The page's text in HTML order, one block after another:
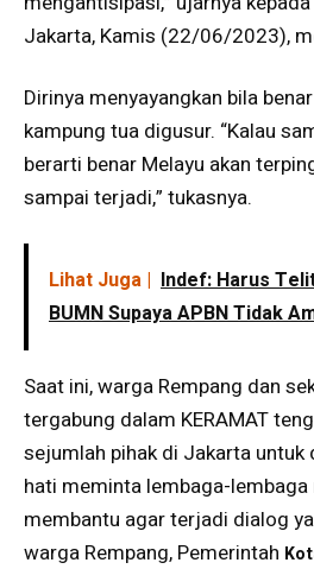
Jakarta, Kamis (22/06/2023),
Dirinya menyayangkan bila
kampung tua digusur. “Kalau
berarti benar Melayu akan
sampai terjadi,” tukasnya.
Lihat Juga | Indef: Harus
BUMN Supaya APBN Tidak
Saat ini, warga Rempang dan
tergabung dalam KERAMAT
sejumlah pihak di Jakarta untuk
hati meminta lembaga-lembaga
membantu agar terjadi dialog
warga Rempang, Pemerintah